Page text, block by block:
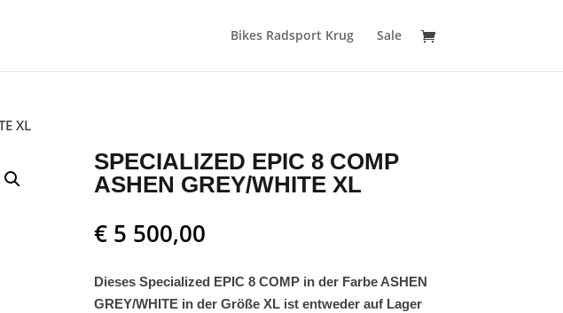
Bikes Radsport Krug Sale
XL
SPECIALIZED EPIC 8 COMP
ASHEN GREY/WHITE XL
€5 500,00
Dieses Specialized EPIC 8 COMP in der Farbe ASHEN
GREY/WHITE in der Größe XL ist entweder auf Lager